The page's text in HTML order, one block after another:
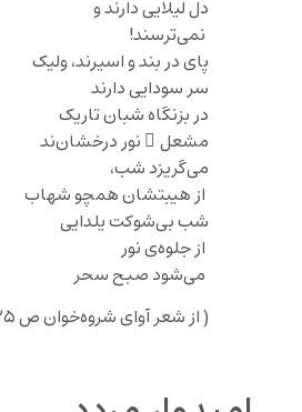
دل لیلایی دارند و
نمی‌ترسند!
پای در بند و اسیرند، ولیک
سر سودایی دارند
در بزنگاه شبان تاریک
مشعل ِ نور درخشان‌ند
می‌گریزد شب،
از هیبتشان همچو شهاب
شب بی‌شوکت یلدایی
از جلوه‌ی نور
می‌شود صبح سحر
( از شعر آوای شروه‌خوان ص ۲۵)